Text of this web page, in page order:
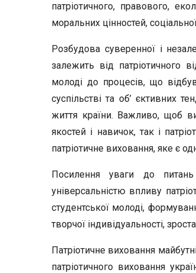
патріотичного, правового,
моральних цінностей,
Розбудова суверенної і
залежить від патріотичного
молоді до процесів, що
суспільстві та об’ єктивних
життя країни. Важливо, щоб
якостей і навичок, так і
патріотичне виховання, яке є
Посилення уваги до
універсальністю впливу
студентської молоді,
творчої індивідуальності,
Патріотичне виховання
патріотичного виховання